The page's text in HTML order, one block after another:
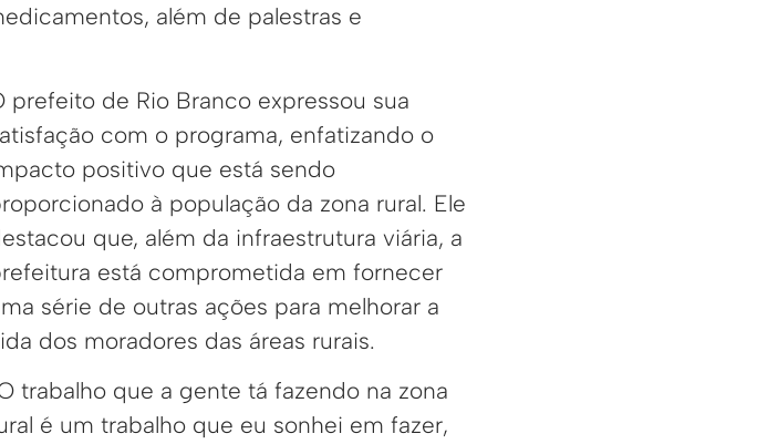
além de palestras e
prefeito de Rio Branco expressou sua
com o programa, enfatizando o
positivo que está sendo
à população da zona rural. Ele
que, além da infraestrutura viária, a
está comprometida em fornecer
série de outras ações para melhorar a
dos moradores das áreas rurais.
trabalho que a gente tá fazendo na zona
é um trabalho que eu sonhei em fazer,